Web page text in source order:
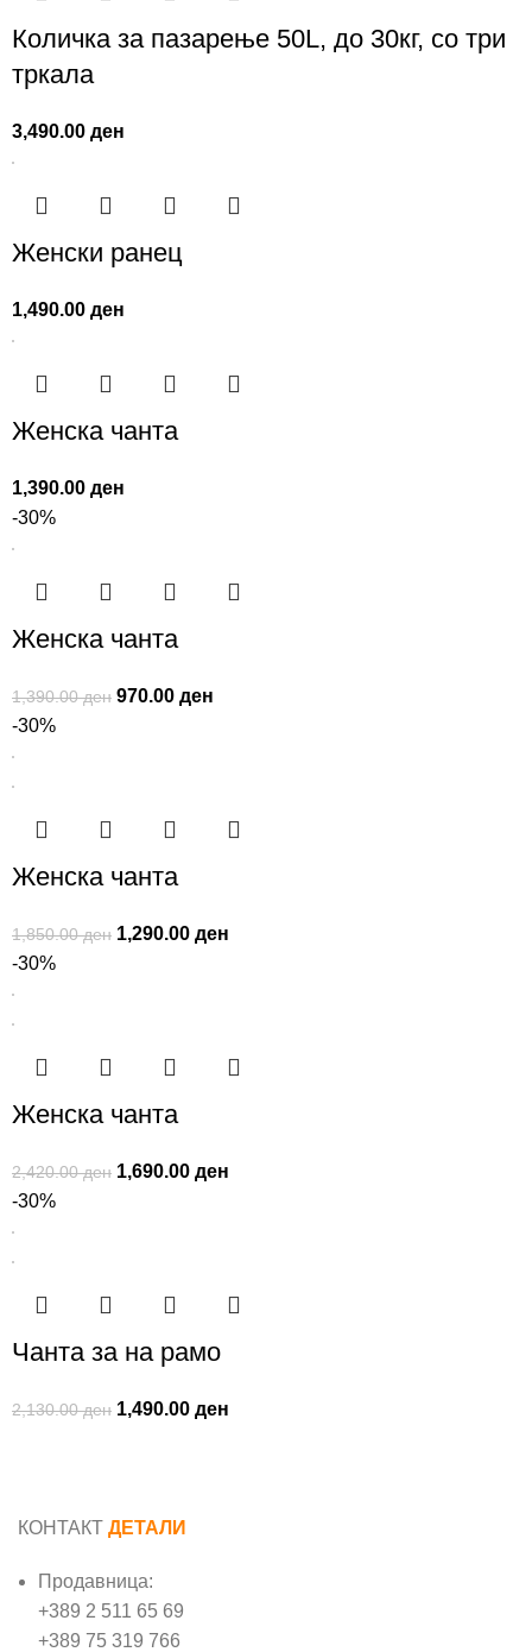
Количка за пазарење 50L, до 30кг, со три
тркала
3,490.00ден
Женски ранец
1,490.00ден
Женска чанта
1,390.00ден
-30%
Женска чанта
1,390.00ден 970.00ден
-30%
Женска чанта
1,850.00ден 1,290.00ден
-30%
Женска чанта
2,420.00ден 1,690.00ден
-30%
Чанта за на рамо
2,130.00ден 1,490.00ден
КОНТАКТ ДЕТАЛИ
Продавница:
+389 2 511 65 69
+389 75 319 766